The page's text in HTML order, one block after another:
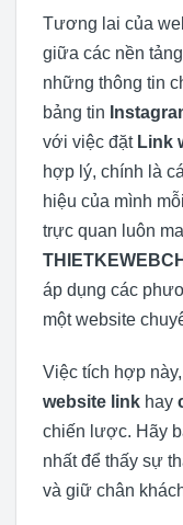
Tương lai của
giữa các nền
những thông tin
bảng tin
với việc đặt Link
hợp lý, chính là
hiệu của mình
trực quan luôn
áp dụng các
một website
Việc tích hợp
website link hay
chiến lược. Hãy
nhất để thấy sự
và giữ chân